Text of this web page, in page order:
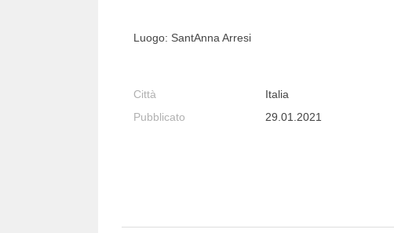
Luogo: SantAnna Arresi
Città
Italia
Pubblicato
29.01.2021